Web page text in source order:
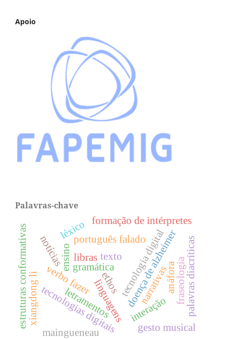
Apoio
Palavras-chave
linguagens
letramentos
ensino tecnologia digital
gramática
português falado
texto
tecnologias digitais
xiangdong li
formação de intérpretes
doença de alzheimer
narrativas
interação
verbo fazer anáfora
estruturas conformativas gesto musical
ethos
maingueneau
fraseologiapalavras diacríticas
léxico
libras
notícias